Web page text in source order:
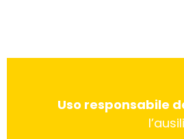
Uso responsabile